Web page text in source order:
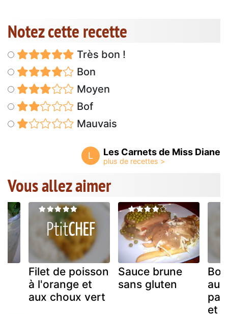
Notez cette recette
Très bon !
Bon
Moyen
Bof
Mauvais
L Les Carnets de Miss Diane
Vous allez aimer
Filet de poisson
à l'orange et
aux choux vert
Sauce brune
sans gluten
au
et